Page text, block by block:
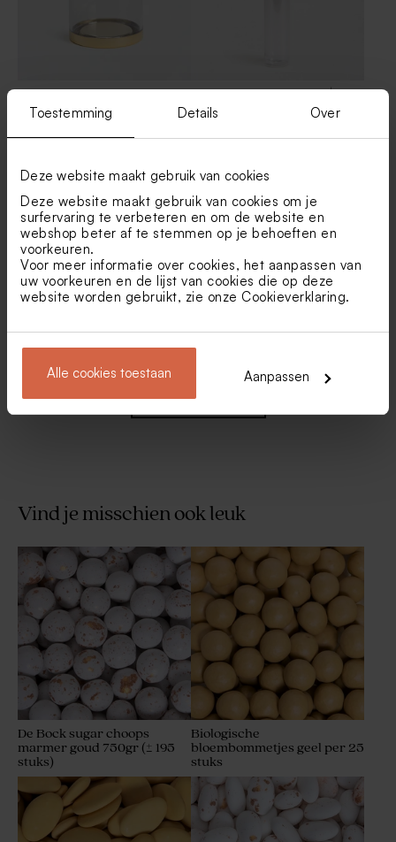
Toestemming Details Over
Deze website maakt gebruik van cookies
Deze website maakt gebruik van cookies om je
surfervaring te verbeteren en om de website en
webshop beter af te stemmen op je behoeften en
voorkeuren.
Voor meer informatie over cookies, het aanpassen van
uw voorkeuren en de lijst van cookies die op deze
website worden gebruikt, zie onze Cookieverklaring.
Alle cookies toestaan Aanpassen
Snoepzakje met voertuigen,
naam en foto
in goudfolie
Mini stolpjes met gouden
bodem
Plastic buisjes met dop |
goud
Glitter zeepjes - Allegro
Vind je misschien ook leuk
De Bock sugar choops
marmer goud 750gr (± 195
stuks)
Biologische
bloembommetjes geel per 25
stuks